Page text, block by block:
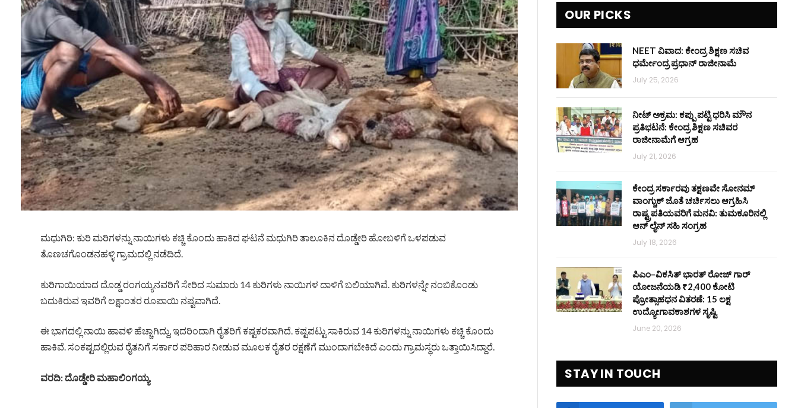
ಮಧುಗಿರಿ: ಕುರಿ ಮರಿಗಳನ್ನು ನಾಯಿಗಳು ಕಚ್ಚಿ ಕೊಂದು ಹಾಕಿದ ಘಟನೆ ಮಧುಗಿರಿ ತಾಲೂಕಿನ ದೊಡ್ಡೇರಿ ಹೋಬಳಿಗೆ ಒಳಪಡುವ
ತೊಣಚಗೊಂಡನಹಳ್ಳಿ ಗ್ರಾಮದಲ್ಲಿ ನಡೆದಿದೆ.
ಕುರಿಗಾಯಿಯಾದ ದೊಡ್ಡ ರಂಗಯ್ಯನವರಿಗೆ ಸೇರಿದ ಸುಮಾರು 14 ಕುರಿಗಳು ನಾಯಿಗಳ ದಾಳಿಗೆ ಬಲಿಯಾಗಿವೆ. ಕುರಿಗಳನ್ನೇ ನಂಬಿಕೊಂಡು
ಬದುಕಿರುವ ಇವರಿಗೆ ಲಕ್ಷಾಂತರ ರೂಪಾಯಿ ನಷ್ಟವಾಗಿದೆ.
ಈ ಭಾಗದಲ್ಲಿ ನಾಯಿ ಹಾವಳಿ ಹೆಚ್ಚಾಗಿದ್ದು, ಇದರಿಂದಾಗಿ ರೈತರಿಗೆ ಕಷ್ಟಕರವಾಗಿದೆ. ಕಷ್ಟಪಟ್ಟು ಸಾಕಿರುವ 14 ಕುರಿಗಳನ್ನು ನಾಯಿಗಳು ಕಚ್ಚಿ ಕೊಂದು
ಹಾಕಿವೆ. ಸಂಕಷ್ಟದಲ್ಲಿರುವ ರೈತನಿಗೆ ಸರ್ಕಾರ ಪರಿಹಾರ ನೀಡುವ ಮೂಲಕ ರೈತರ ರಕ್ಷಣೆಗೆ ಮುಂದಾಗಬೇಕಿದೆ ಎಂದು ಗ್ರಾಮಸ್ಥರು ಒತ್ತಾಯಿಸಿದ್ದಾರೆ.
ವರದಿ: ದೊಡ್ಡೇರಿ ಮಹಾಲಿಂಗಯ್ಯ
OUR PICKS
NEET ವಿವಾದ: ಕೇಂದ್ರ ಶಿಕ್ಷಣ ಸಚಿವ
ಧರ್ಮೇಂದ್ರ ಪ್ರಧಾನ್ ರಾಜೀನಾಮೆ
July 25, 2026
ನೀಟ್ ಅಕ್ರಮ: ಕಪ್ಪು ಪಟ್ಟಿ ಧರಿಸಿ ಮೌನ
ಪ್ರತಿಭಟನೆ: ಕೇಂದ್ರ ಶಿಕ್ಷಣ ಸಚಿವರ
ರಾಜೀನಾಮೆಗೆ ಆಗ್ರಹ
July 21, 2026
ಕೇಂದ್ರ ಸರ್ಕಾರವು ತಕ್ಷಣವೇ ಸೋನಮ್
ವಾಂಗ್ಚುಕ್ ಜೊತೆ ಚರ್ಚಿಸಲು ಆಗ್ರಹಿಸಿ
ರಾಷ್ಟ್ರಪತಿಯವರಿಗೆ ಮನವಿ: ತುಮಕೂರಿನಲ್ಲಿ
ಆನ್‌ ಲೈನ್ ಸಹಿ ಸಂಗ್ರಹ
July 18, 2026
ಪಿಎಂ–ವಿಕಸಿತ್ ಭಾರತ್ ರೋಜ್‌ ಗಾರ್
ಯೋಜನೆಯಡಿ ₹2,400 ಕೋಟಿ
ಪ್ರೋತ್ಸಾಹಧನ ವಿತರಣೆ: 15 ಲಕ್ಷ
ಉದ್ಯೋಗಾವಕಾಶಗಳ ಸೃಷ್ಟಿ
June 20, 2026
STAY IN TOUCH